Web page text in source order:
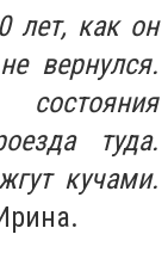
лет, как он
вернулся.
туда.
кучами.